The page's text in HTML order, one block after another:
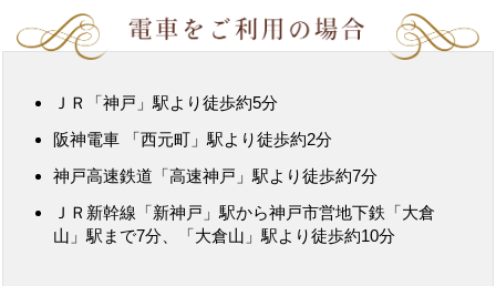
ＪＲ「神戸」駅より徒歩約5分
阪神電車 「西元町」駅より徒歩約2分
神戸高速鉄道「高速神戸」駅より徒歩約7分
ＪＲ新幹線「新神戸」駅から神戸市営地下鉄「大倉
山」駅まで7分、「大倉山」駅より徒歩約10分